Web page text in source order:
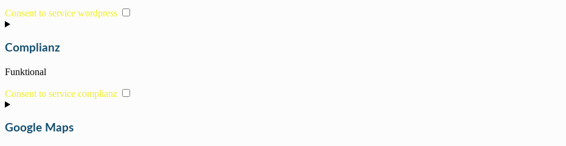
Consent to service wordpress
Complianz
Funktional
Consent to service complianz
Google Maps